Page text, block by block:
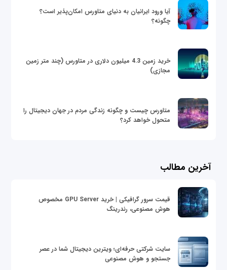
آیا ورود ایرانیان به دنیای متاورس امکان‌پذیر است؟
چگونه؟
خرید زمین 4.3 میلیون دلاری در متاورس (چند متر زمین
مجازی)
متاورس چیست و چگونه زندگی مردم در جهان دیجیتال را
متحول خواهد کرد؟
آخرین مطالب
قیمت سرور گرافیکی | خرید GPU Server مخصوص
هوش مصنوعی، رندرینگ
سایت شرکتی حرفه‌ای؛ ویترین دیجیتال شما در عصر
جستجو و هوش مصنوعی